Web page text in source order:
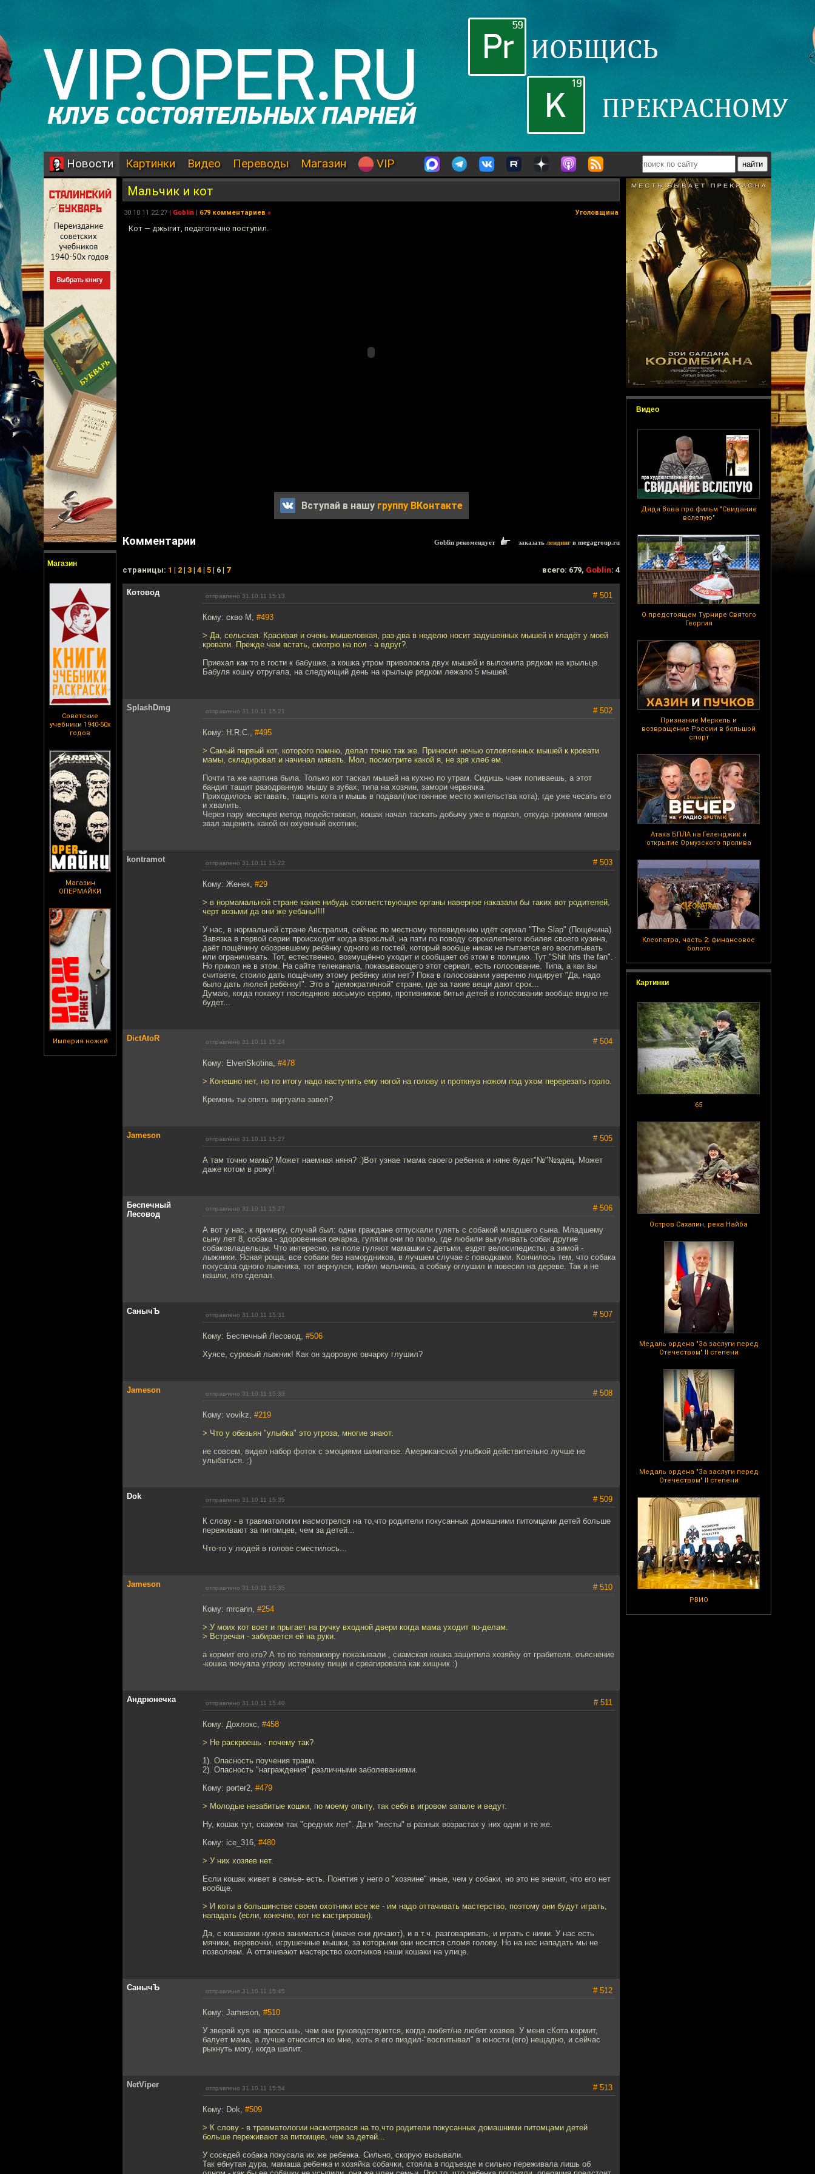
Новости Картинки Видео Переводы Магазин VIP
Магазин
Советские
учебники 1940-50х
годов
Магазин
ОПЕРМАЙКИ
Империя ножей
Видео
Дядя Вова про фильм "Свидание
вслепую"
О предстоящем Турнире Святого
Георгия
Признание Меркель и
возвращение России в большой
спорт
Атака БПЛА на Геленджик и
открытие Ормузского пролива
Клеопатра, часть 2: финансовое
болото
Картинки
65
Остров Сахалин, река Найба
Медаль ордена "За заслуги перед
Отечеством" II степени
Медаль ордена "За заслуги перед
Отечеством" II степени
РВИО
Мальчик и кот
30.10.11 22:27 | Goblin | 679 комментариев » Уголовщина
Кот — джыгит, педагогично поступил.
Вступай в нашу группу ВКонтакте
Комментарии Goblin рекомендует заказать лендинг в megagroup.ru
cтраницы: 1 | 2 | 3 | 4 | 5 | 6 | 7 всего: 679, Goblin: 4
Котовод отправлено 31.10.11 15:13 # 501
Кому: скво М, #493
> Да, сельская. Красивая и очень мышеловкая, раз-два в неделю носит задушенных мышей и кладёт у моей
кровати. Прежде чем встать, смотрю на пол - а вдруг?
Приехал как то в гости к бабушке, а кошка утром приволокла двух мышей и выложила рядком на крыльце.
Бабуля кошку отругала, на следующий день на крыльце рядком лежало 5 мышей.
SplashDmg отправлено 31.10.11 15:21 # 502
Кому: H.R.C., #495
> Самый первый кот, которого помню, делал точно так же. Приносил ночью отловленных мышей к кровати
мамы, складировал и начинал мявать. Мол, посмотрите какой я, не зря хлеб ем.
Почти та же картина была. Только кот таскал мышей на кухню по утрам. Сидишь чаек попиваешь, а этот
бандит тащит разодранную мышу в зубах, типа на хозяин, замори червячка.
Приходилось вставать, тащить кота и мышь в подвал(постоянное место жительства кота), где уже чесать его
и хвалить.
Через пару месяцев метод подействовал, кошак начал таскать добычу уже в подвал, откуда громким мявом
звал заценить какой он охуенный охотник.
kontramot отправлено 31.10.11 15:22 # 503
Кому: Женек, #29
> в нормамальной стране какие нибудь соответствующие органы наверное наказали бы таких вот родителей,
черт возьми да они же уебаны!!!!
У нас, в нормальной стране Австралия, сейчас по местному телевидению идёт сериал "The Slap" (Пощёчина).
Завязка в первой серии происходит когда взрослый, на пати по поводу сорокалетнего юбилея своего кузена,
даёт пощёчину обозревшему ребёнку одного из гостей, который вообще никак не пытается его воспитывать
или ограничивать. Тот, естественно, возмущённо уходит и сообщает об этом в полицию. Тут "Shit hits the fan".
Но прикол не в этом. На сайте телеканала, показывающего этот сериал, есть голосование. Типа, а как вы
считаете, стоило дать пощёчину этому ребёнку или нет? Пока в голосовании уверенно лидирует "Да, надо
было дать люлей ребёнку!". Это в "демократичной" стране, где за такие вещи дают срок...
Думаю, когда покажут последнюю восьмую серию, противников битья детей в голосовании вообще видно не
будет...
DictAtoR отправлено 31.10.11 15:24 # 504
Кому: ElvenSkotina, #478
> Конешно нет, но по итогу надо наступить ему ногой на голову и проткнув ножом под ухом перерезать горло.
Кремень ты опять виртуала завел?
Jameson отправлено 31.10.11 15:27 # 505
А там точно мама? Может наемная няня? :)Вот узнае тмама своего ребенка и няне будет"№"№здец. Может
даже котом в рожу!
Беспечный
Лесовод
отправлено 31.10.11 15:27 # 506
А вот у нас, к примеру, случай был: одни граждане отпускали гулять с собакой младшего сына. Младшему
сыну лет 8, собака - здоровенная овчарка, гуляли они по полю, где любили выгуливать собак другие
собаковладельцы. Что интересно, на поле гуляют мамашки с детьми, ездят велосипедисты, а зимой -
лыжники. Ясная роща, все собаки без намордников, в лучшем случае с поводками. Кончилось тем, что собака
покусала одного лыжника, тот вернулся, избил мальчика, а собаку оглушил и повесил на дереве. Так и не
нашли, кто сделал.
СанычЪ отправлено 31.10.11 15:31 # 507
Кому: Беспечный Лесовод, #506
Хуясе, суровый лыжник! Как он здоровую овчарку глушил?
Jameson отправлено 31.10.11 15:33 # 508
Кому: vovikz, #219
> Что у обезьян "улыбка" это угроза, многие знают.
не совсем, видел набор фоток с эмоциями шимпанзе. Американской улыбкой действительно лучше не
улыбаться. :)
Dok отправлено 31.10.11 15:35 # 509
К слову - в травматологии насмотрелся на то,что родители покусанных домашними питомцами детей больше
переживают за питомцев, чем за детей...
Что-то у людей в голове сместилось...
Jameson отправлено 31.10.11 15:35 # 510
Кому: mrcann, #254
> У моих кот воет и прыгает на ручку входной двери когда мама уходит по-делам.
> Встречая - забирается ей на руки.
а кормит его кто? А то по телевизору показывали , сиамская кошка защитила хозяйку от грабителя. оъяснение
-кошка почуяла угрозу источнику пищи и среагировала как хищник :)
Андрюнечка отправлено 31.10.11 15:40 # 511
Кому: Дохлокс, #458
> Не раскроешь - почему так?
1). Опасность поучения травм.
2). Опасность "награждения" различными заболеваниями.
Кому: porter2, #479
> Молодые незабитые кошки, по моему опыту, так себя в игровом запале и ведут.
Ну, кошак тут, скажем так "средних лет". Да и "жесты" в разных возрастах у них одни и те же.
Кому: ice_316, #480
> У них хозяев нет.
Если кошак живет в семье- есть. Понятия у него о "хозяине" иные, чем у собаки, но это не значит, что его нет
вообще.
> И коты в большинстве своем охотники все же - им надо оттачивать мастерство, поэтому они будут играть,
нападать (если, конечно, кот не кастрирован).
Да, с кошаками нужно заниматься (иначе они дичают), и в т.ч. разговаривать, и играть с ними. У нас есть
мячики, веревочки, игрушечные мышки, за которыми они носятся сломя голову. Но на нас нападать мы не
позволяем. А оттачивают мастерство охотников наши кошаки на улице.
СанычЪ отправлено 31.10.11 15:45 # 512
Кому: Jameson, #510
У зверей хуя не проссышь, чем они руководствуются, когда любят/не любят хозяев. У меня сКота кормит,
балует мама, а лучше относится ко мне, хоть я его пиздил-"воспитывал" в юности (его) нещадно, и сейчас
рыкнуть могу, когда шалит.
NetViper отправлено 31.10.11 15:54 # 513
Кому: Dok, #509
> К слову - в травматологии насмотрелся на то,что родители покусанных домашними питомцами детей
больше переживают за питомцев, чем за детей...
У соседей собака покусала их же ребенка. Сильно, скорую вызывали.
Так ебнутая дура, мамаша ребенка и хозяйка собачки, стояла в подъезде и сильно переживала лишь об